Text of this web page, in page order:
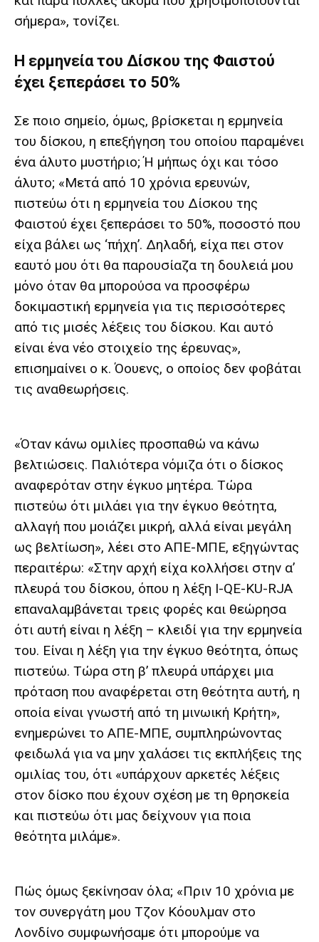
σήμερα», τονίζει.
Η ερμηνεία του Δίσκου της Φαιστού
έχει ξεπεράσει το 50%
Σε ποιο σημείο, όμως, βρίσκεται η ερμηνεία
του δίσκου, η επεξήγηση του οποίου παραμένει
ένα άλυτο μυστήριο; Ή μήπως όχι και τόσο
άλυτο; «Μετά από 10 χρόνια ερευνών,
πιστεύω ότι η ερμηνεία του Δίσκου της
Φαιστού έχει ξεπεράσει το 50%, ποσοστό που
είχα βάλει ως ‘πήχη’. Δηλαδή, είχα πει στον
εαυτό μου ότι θα παρουσίαζα τη δουλειά μου
μόνο όταν θα μπορούσα να προσφέρω
δοκιμαστική ερμηνεία για τις περισσότερες
από τις μισές λέξεις του δίσκου. Και αυτό
είναι ένα νέο στοιχείο της έρευνας»,
επισημαίνει ο κ. Όουενς, ο οποίος δεν φοβάται
τις αναθεωρήσεις.
«Όταν κάνω ομιλίες προσπαθώ να κάνω
βελτιώσεις. Παλιότερα νόμιζα ότι ο δίσκος
αναφερόταν στην έγκυο μητέρα. Τώρα
πιστεύω ότι μιλάει για την έγκυο θεότητα,
αλλαγή που μοιάζει μικρή, αλλά είναι μεγάλη
ως βελτίωση», λέει στο ΑΠΕ-ΜΠΕ, εξηγώντας
περαιτέρω: «Στην αρχή είχα κολλήσει στην α’
πλευρά του δίσκου, όπου η λέξη I-QE-KU-RJA
επαναλαμβάνεται τρεις φορές και θεώρησα
ότι αυτή είναι η λέξη – κλειδί για την ερμηνεία
του. Είναι η λέξη για την έγκυο θεότητα, όπως
πιστεύω. Τώρα στη β’ πλευρά υπάρχει μια
πρόταση που αναφέρεται στη θεότητα αυτή, η
οποία είναι γνωστή από τη μινωική Κρήτη»,
ενημερώνει το ΑΠΕ-ΜΠΕ, συμπληρώνοντας
φειδωλά για να μην χαλάσει τις εκπλήξεις της
ομιλίας του, ότι «υπάρχουν αρκετές λέξεις
στον δίσκο που έχουν σχέση με τη θρησκεία
και πιστεύω ότι μας δείχνουν για ποια
θεότητα μιλάμε».
Πώς όμως ξεκίνησαν όλα; «Πριν 10 χρόνια με
τον συνεργάτη μου Τζον Κόουλμαν στο
Λονδίνο συμφωνήσαμε ότι μπορούμε να